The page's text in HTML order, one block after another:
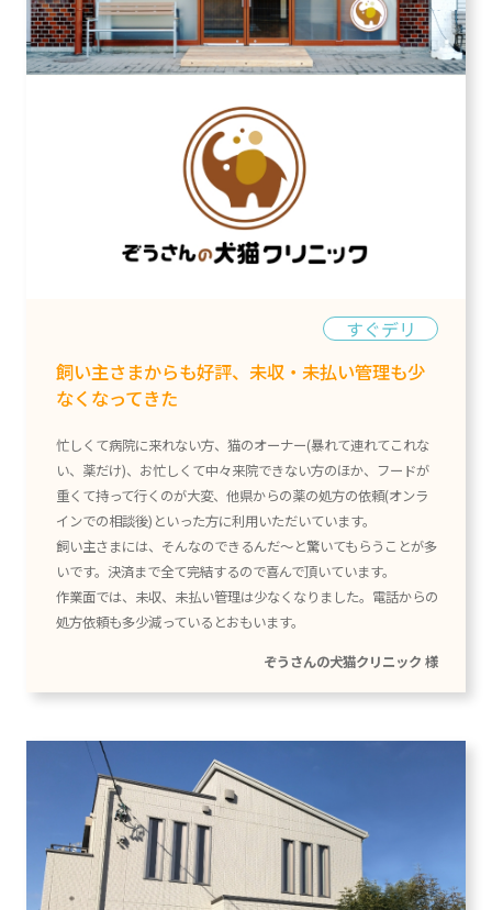
すぐデリ
飼い主さまからも好評、未収・未払い管理も少
なくなってきた
忙しくて病院に来れない方、猫のオーナー(暴れて連れてこれな
い、薬だけ)、お忙しくて中々来院できない方のほか、フードが
重くて持って行くのが大変、他県からの薬の処方の依頼(オンラ
インでの相談後)といった方に利用いただいています。
飼い主さまには、そんなのできるんだ〜と驚いてもらうことが多
いです。決済まで全て完結するので喜んで頂いています。
作業面では、未収、未払い管理は少なくなりました。電話からの
処方依頼も多少減っているとおもいます。
ぞうさんの犬猫クリニック 様